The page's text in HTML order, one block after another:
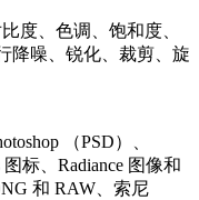
度、色调、饱和度、
降噪、锐化、裁剪、旋
（PSD）、
标、Radiance 图像和
和 RAW、索尼